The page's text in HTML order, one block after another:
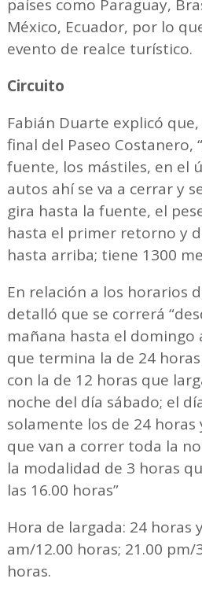
países como Paraguay,
México, Ecuador, por lo
evento de realce turístico.
Circuito
Fabián Duarte explicó
final del Paseo Costanero,
fuente, los mástiles, en el
autos ahí se va a cerrar y
gira hasta la fuente, el
hasta el primer retorno y
hasta arriba; tiene 1300
En relación a los horarios
detalló que se correrá
mañana hasta el domingo
que termina la de 24
con la de 12 horas que
noche del día sábado; el
solamente los de 24 horas
que van a correr toda la
la modalidad de 3 horas
las 16.00 horas”
Hora de largada: 24 horas
am/12.00 horas; 21.00 pm/
horas.